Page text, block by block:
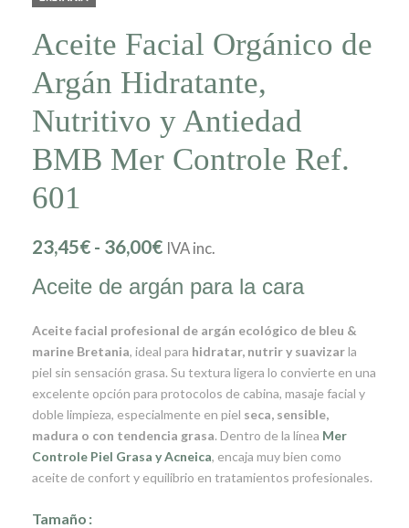
Aceite Facial Orgánico de
Argán Hidratante,
Nutritivo y Antiedad
BMB Mer Controle Ref.
601
23,45€ - 36,00€ IVA inc.
Aceite de argán para la cara
Aceite facial profesional de argán ecológico de bleu &
marine Bretania, ideal para hidratar, nutrir y suavizarla
piel sin sensación grasa. Su textura ligera lo convierte en una
excelente opción para protocolos de cabina, masaje facial y
doble limpieza, especialmente en piel seca, sensible,
madura o con tendencia grasa. Dentro de la línea Mer
Controle Piel Grasa y Acneica, encaja muy bien como
aceite de confort y equilibrio en tratamientos profesionales.
Tamaño